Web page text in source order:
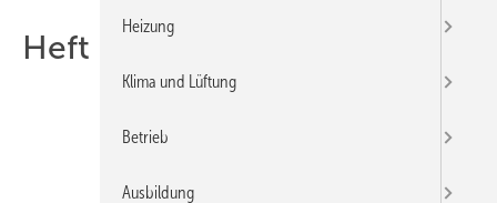
Heft 09-2022
Heizung
Klima und Lüftung
Betrieb
Ausbildung